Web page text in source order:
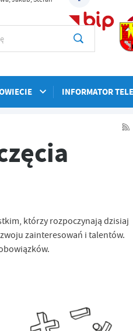
INFORMATOR
którzy rozpoczynają dzisiaj
zainteresowań i talentów.